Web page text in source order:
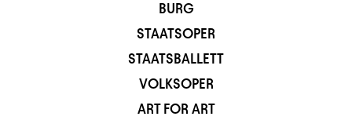
BURG
STAATSOPER
STAATSBALLETT
VOLKSOPER
ART FOR ART